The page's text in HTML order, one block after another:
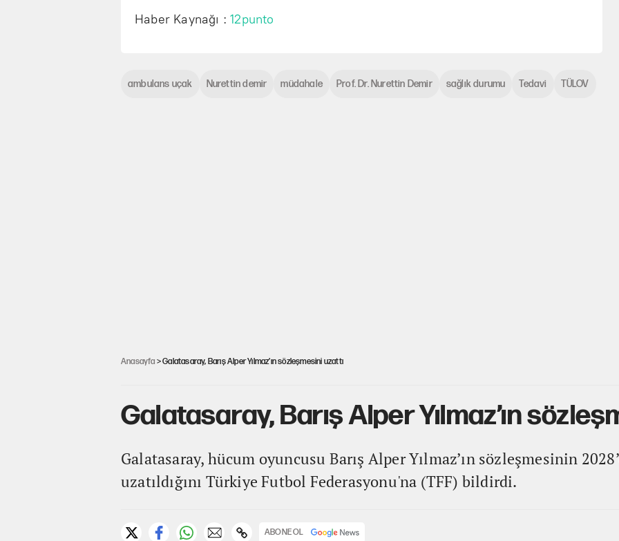
Haber Kaynağı :12punto
ambulans uçak Nurettin demir müdahale Prof. Dr. Nurettin Demir sağlık durumu Tedavi TÜLOV
Anasayfa > Galatasaray, Barış Alper Yılmaz’ın sözleşmesini uzattı
Galatasaray, Barış Alper Yılmaz’ın
Galatasaray, hücum oyuncusu Barış Alper Yılmaz’ın sözleşmesinin
uzatıldığını Türkiye Futbol Federasyonu'na (TFF) bildirdi.
ABONE OL